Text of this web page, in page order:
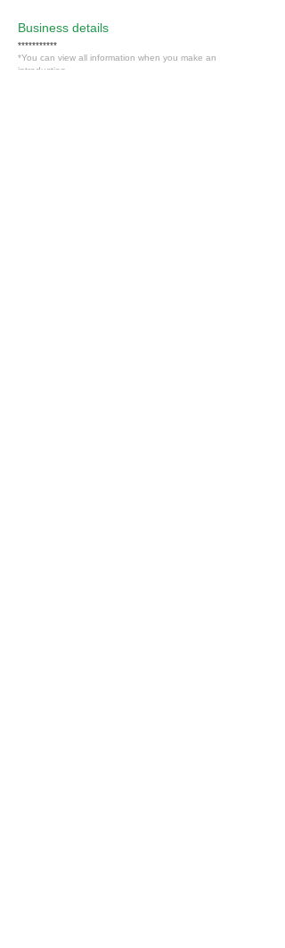
​Business details
***********
*You can view all information when you make an
introduction.